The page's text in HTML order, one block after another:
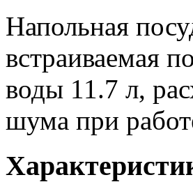
Напольная
встраиваемая
воды 11.7 л,
шума при